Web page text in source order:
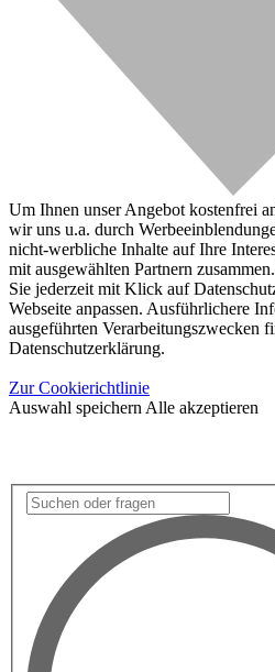
Um Ihnen unser Angebot kostenfrei
wir uns u.a. durch
nicht-werbliche Inhalte auf Ihre
mit ausgewählten Partnern
Sie jederzeit mit Klick auf
Webseite anpassen. Ausführlichere
ausgeführten Verarbeitungszwecken
Datenschutzerklärung.
Zur Cookierichtlinie
Auswahl speichern Alle akzeptieren